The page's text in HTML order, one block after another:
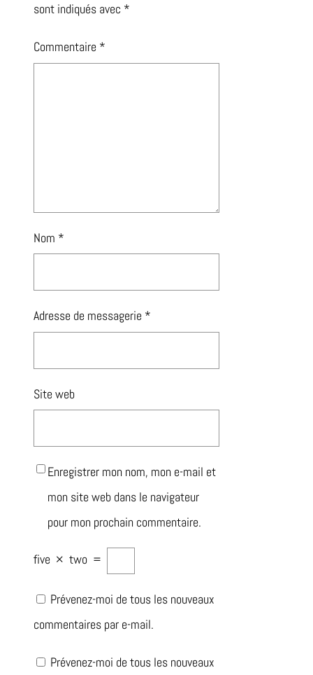
sont indiqués avec *
Commentaire *
Nom *
Adresse de messagerie *
Site web
Enregistrer mon nom, mon e-mail et
mon site web dans le navigateur
pour mon prochain commentaire.
five × two =
Prévenez-moi de tous les nouveaux
commentaires par e-mail.
Prévenez-moi de tous les nouveaux